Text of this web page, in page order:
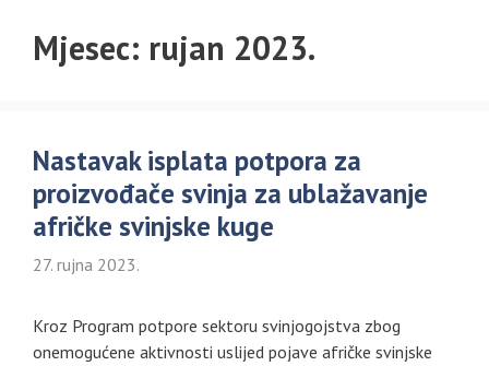
Mjesec: rujan 2023.
Nastavak isplata potpora za
proizvođače svinja za ublažavanje
afričke svinjske kuge
27. rujna 2023.
Kroz Program potpore sektoru svinjogojstva zbog
onemogućene aktivnosti uslijed pojave afričke svinjske